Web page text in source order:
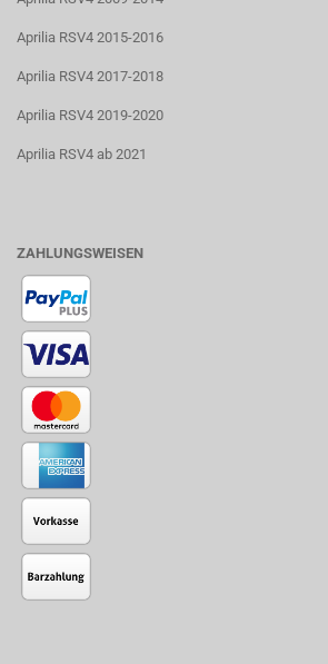
Aprilia RSV4 2015-2016
Aprilia RSV4 2017-2018
Aprilia RSV4 2019-2020
Aprilia RSV4 ab 2021
ZAHLUNGSWEISEN